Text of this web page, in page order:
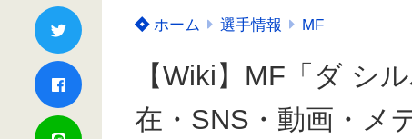
ホーム 選手情報 MF
【Wiki】MF「ダ シ
在・SNS・動画・メ